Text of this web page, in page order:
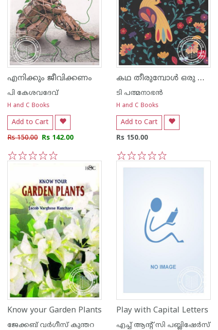
എനിക്കും ജീവിക്കണം
പി കേശവദേവ്‌
H and C Books
Add to Cart
Rs 150.00 Rs 142.00
കഥ തീരുമ്പോള്‍ ഒരു വാനമ്പാടി പറക്കുന്നു
ടി പത്മനാഭന്‍
H and C Books
Add to Cart
Rs 150.00
Know your Garden Plants
ജേക്കബ്‌ വര്‍ഗീസ്‌ കുന്തറ
Play with Capital Letters
എച്ച് ആന്റ്‌ സി പബ്ലിഷേര്‍സ്